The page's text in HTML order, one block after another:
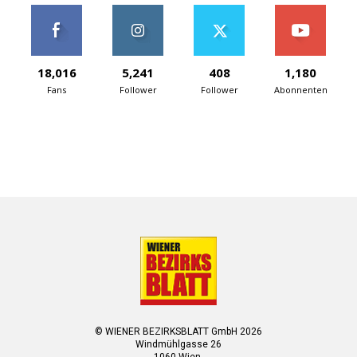
18,016
Fans
5,241
Follower
408
Follower
1,180
Abonnenten
© WIENER BEZIRKSBLATT GmbH 2026
Windmühlgasse 26